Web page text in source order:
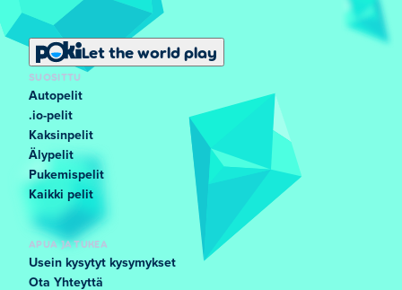
Let the world play
SUOSITTU
Autopelit
.io-pelit
Kaksinpelit
Älypelit
Pukemispelit
Kaikki pelit
APUA JA TUKEA
Usein kysytyt kysymykset
Ota Yhteyttä